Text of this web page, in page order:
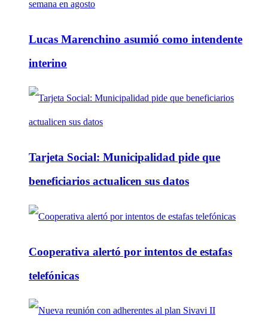
Lucas Marenchino asumió como intendente
interino
Tarjeta Social: Municipalidad pide que
beneficiarios actualicen sus datos
Cooperativa alertó por intentos de estafas
telefónicas